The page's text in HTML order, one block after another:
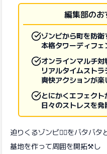
編集部の
ゾンビから町を防衛
本格タワーディフェ
オンラインマルチ対
リアルタイムストラ
爽快アクションが楽
とにかくエフェクト
日々のストレスを発
迫りくるゾンビ🧟‍♂️をバタバタ
基地を作って周囲を開拓⚒️し